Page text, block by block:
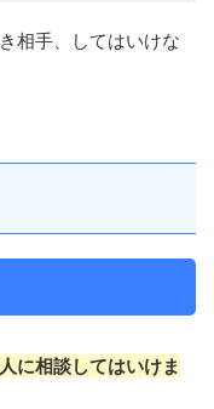
相手、してはいけな
に相談してはいけま